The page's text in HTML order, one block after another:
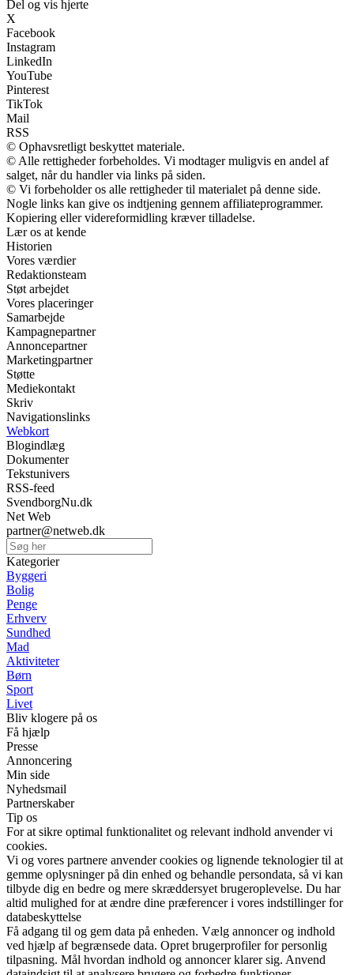
Del og vis hjerte
X
Facebook
Instagram
LinkedIn
YouTube
Pinterest
TikTok
Mail
RSS
© Ophavsretligt beskyttet materiale.
© Alle rettigheder forbeholdes. Vi modtager muligvis en andel af
salget, når du handler via links på siden.
© Vi forbeholder os alle rettigheder til materialet på denne side.
Nogle links kan give os indtjening gennem affiliateprogrammer.
Kopiering eller videreformidling kræver tilladelse.
Lær os at kende
Historien
Vores værdier
Redaktionsteam
Støt arbejdet
Vores placeringer
Samarbejde
Kampagnepartner
Annoncepartner
Marketingpartner
Støtte
Mediekontakt
Skriv
Navigationslinks
Webkort
Blogindlæg
Dokumenter
Tekstunivers
RSS-feed
SvendborgNu.dk
Net Web
partner@netweb.dk
Kategorier
Byggeri
Bolig
Penge
Erhverv
Sundhed
Mad
Aktiviteter
Børn
Sport
Livet
Bliv klogere på os
Få hjælp
Presse
Annoncering
Min side
Nyhedsmail
Partnerskaber
Tip os
For at sikre optimal funktionalitet og relevant indhold anvender vi
cookies.
Vi og vores partnere anvender cookies og lignende teknologier til at
gemme oplysninger på din enhed og behandle persondata, så vi kan
tilbyde dig en bedre og mere skræddersyet brugeroplevelse. Du har
altid mulighed for at ændre dine præferencer i vores indstillinger for
databeskyttelse
Få adgang til og gem data på enheden. Vælg annoncer og indhold
ved hjælp af begrænsede data. Opret brugerprofiler for personlig
tilpasning. Mål hvordan indhold og annoncer klarer sig. Anvend